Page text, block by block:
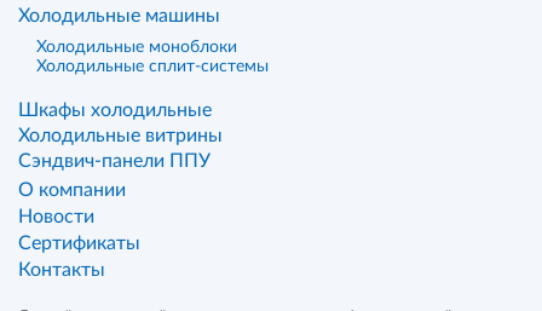
Холодильные машины
Холодильные моноблоки
Холодильные сплит-системы
Шкафы холодильные
Холодильные витрины
Сэндвич-панели ППУ
О компании
Новости
Сертификаты
Контакты